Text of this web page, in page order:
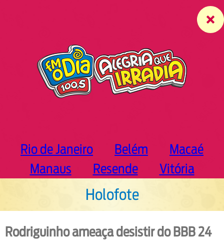
Rio de Janeiro Belém
Macaé
Manaus
Resende Vitória
Holofote
Rodriguinho ameaça desistir do BBB 24